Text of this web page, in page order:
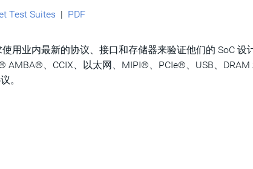
Test Suites | PDF
用业内最新的协议、接口和存储器来验证他们的 SoC 设
、CCIX、以太网、MIPI®、PCIe®、USB、DRAM
。